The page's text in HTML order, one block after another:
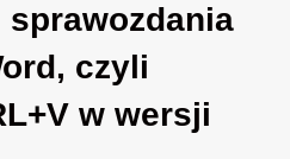
sprawozdania
czyli
w wersji